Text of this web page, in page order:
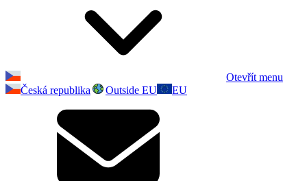
Otevřít menu
Česká republika
Outside EU EU